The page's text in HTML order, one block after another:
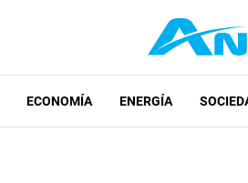
ECONOMÍA ENERGÍA